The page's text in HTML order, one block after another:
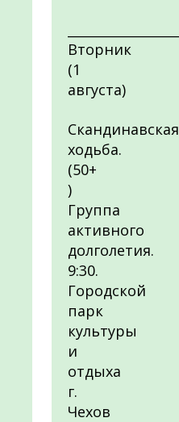
Вторник
(1
августа)
Скандинавская
ходьба.
(50+
)
Группа
активного
долголетия.
9:30.
Городской
парк
культуры
и
отдыха
г.
Чехов